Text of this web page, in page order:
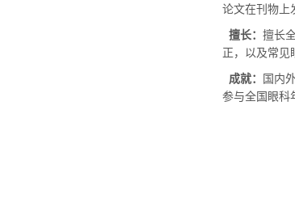
论文在刊物上
擅长： 擅长
正，以及常见
成就：
国内
参与全国眼科